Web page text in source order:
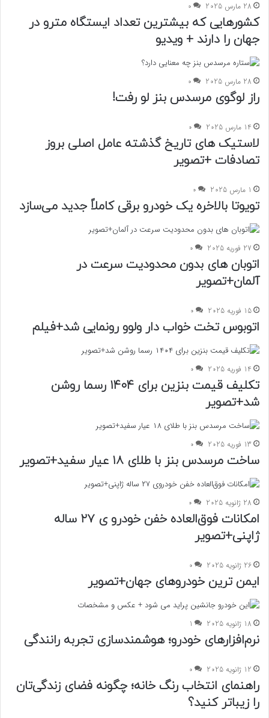
28 مارس 2025 0
کشورهایی که بیشترین تعداد ایستگاه‌ مترو در
جهان را دارند + ویدیو
28 مارس 2025 0
راز لوگوی مرسدس بنز لو رفت!
14 مارس 2025 0
لاستیک های تاریخ گذشته عامل اصلی بروز
تصادفات +تصویر
1 مارس 2025 0
تویوتا بالاخره یک خودرو برقی کاملاً جدید می‌سازد
27 فوریه 2025 0
اتوبان های بدون محدودیت سرعت در
آلمان+تصویر
15 فوریه 2025 0
اتوبوس تخت خواب دار ولوو رونمایی شد+فیلم
14 فوریه 2025 0
تکلیف قیمت بنزین برای ۱۴۰۴ رسما روشن
شد+تصویر
13 فوریه 2025 0
ساخت مرسدس بنز با طلای ۱۸ عیار سفید+تصویر
28 ژانویه 2025 0
امکانات فوق‌العاده خفن خودرو ی ۲۷ ساله
ژاپنی+تصویر
26 ژانویه 2025 0
ایمن ترین خودروهای جهان+تصویر
18 ژانویه 2025 1
نرم‌افزارهای خودرو؛ هوشمندسازی تجربه رانندگی
12 ژانویه 2025 0
راهنمای انتخاب رنگ خانه؛ چگونه فضای زندگی‌تان
را زیباتر کنید؟